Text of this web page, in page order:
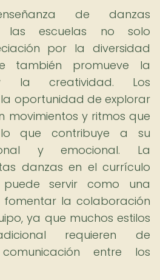
de danzas
las escuelas no solo
por la diversidad
también promueve la
y la creatividad. Los
oportunidad de explorar
movimientos y ritmos que
que contribuye a su
y emocional. La
danzas en el currículo
servir como una
la colaboración
ya que muchos estilos
requieren de
entre los